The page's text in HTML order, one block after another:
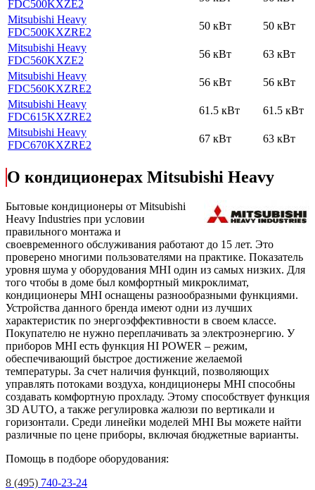
FDC500KXZE2
Mitsubishi Heavy
FDC500KXZRE2
50 кВт
50 кВт
Mitsubishi Heavy
FDC560KXZE2
56 кВт
63 кВт
Mitsubishi Heavy
FDC560KXZRE2
56 кВт
56 кВт
Mitsubishi Heavy
FDC615KXZRE2
61.5 кВт
61.5 кВт
Mitsubishi Heavy
FDC670KXZRE2
67 кВт 63 кВт
О кондиционерах Mitsubishi Heavy
Бытовые кондиционеры от Mitsubishi
Heavy Industries при условии
правильного монтажа и
своевременного обслуживания работают до 15 лет. Это
проверено многими пользователями на практике. Показатель
уровня шума у оборудования MHI один из самых низких. Для
того чтобы в доме был комфортный микроклимат,
кондиционеры MHI оснащены разнообразными функциями.
Устройства данного бренда имеют одни из лучших
характеристик по энергоэффективности в своем классе.
Покупателю не нужно переплачивать за электроэнергию. У
приборов MHI есть функция HI POWER – режим,
обеспечивающий быстрое достижение желаемой
температуры. За счет наличия функций, позволяющих
управлять потоками воздуха, кондиционеры MHI способны
создавать комфортную прохладу. Этому способствует функция
3D AUTO, а также регулировка жалюзи по вертикали и
горизонтали. Среди линейки моделей MHI Вы можете найти
различные по цене приборы, включая бюджетные варианты.
Помощь в подборе оборудования:
8 (495) 740-23-24